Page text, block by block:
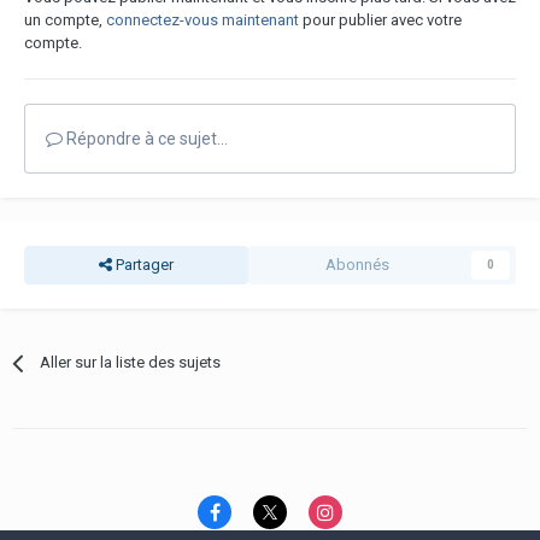
un compte, connectez-vous maintenant pour publier avec votre
compte.
Répondre à ce sujet…
Partager Abonnés 0
Aller sur la liste des sujets